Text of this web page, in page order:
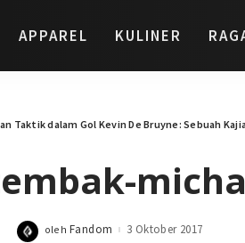
APPAREL KULINER
Taktik dalam Gol Kevin De Bruyne: Sebuah
Posted
oleh Fandom 3 Oktober 2017